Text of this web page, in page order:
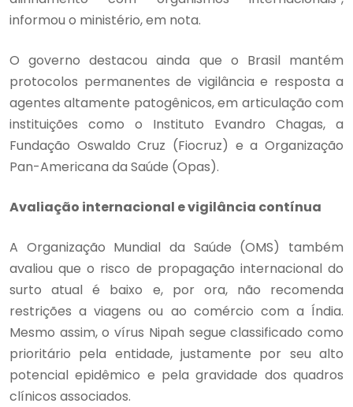
informou o ministério, em nota.
O governo destacou ainda que o Brasil mantém
protocolos permanentes de vigilância e resposta a
agentes altamente patogênicos, em articulação com
instituições como o Instituto Evandro Chagas, a
Fundação Oswaldo Cruz (Fiocruz) e a Organização
Pan-Americana da Saúde (Opas).
Avaliação internacional e vigilância contínua
A Organização Mundial da Saúde (OMS) também
avaliou que o risco de propagação internacional do
surto atual é baixo e, por ora, não recomenda
restrições a viagens ou ao comércio com a Índia.
Mesmo assim, o vírus Nipah segue classificado como
prioritário pela entidade, justamente por seu alto
potencial epidêmico e pela gravidade dos quadros
clínicos associados.